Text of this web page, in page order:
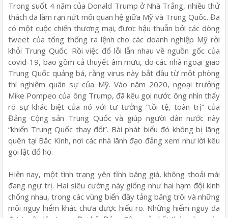
Trong suốt 4 năm của Donald Trump ở Nhà Trắng, nhiều thử
thách đã làm rạn nứt mối quan hệ giữa Mỹ và Trung Quốc. Đã
có một cuộc chiến thương mại, được hậu thuẫn bởi các dòng
tweet của tổng thống ra lệnh cho các doanh nghiệp Mỹ rời
khỏi Trung Quốc. Rồi việc đổ lỗi lẫn nhau về nguồn gốc của
covid-19, bao gồm cả thuyết âm mưu, do các nhà ngoại giao
Trung Quốc quảng bá, rằng virus này bắt đầu từ một phòng
thí nghiệm quân sự của Mỹ. Vào năm 2020, ngoại trưởng
Mike Pompeo của ông Trump, đã kêu gọi nước ông nhìn thấy
rõ sự khác biệt của nó với tư tưởng “tồi tệ, toàn trị” của
Đảng Cộng sản Trung Quốc và giúp người dân nước này
“khiến Trung Quốc thay đổi”. Bài phát biểu đó không bị lãng
quên tại Bắc Kinh, nơi các nhà lãnh đạo đảng xem như lời kêu
gọi lật đổ họ.
Hiện nay, một tình trạng yên tĩnh băng giá, không thoải mái
đang ngự trị. Hai siêu cường này giống như hai hạm đội kình
chống nhau, trong các vùng biển đầy tảng băng trôi và những
mối nguy hiểm khác chưa được hiểu rõ. Những hiểm nguy đã